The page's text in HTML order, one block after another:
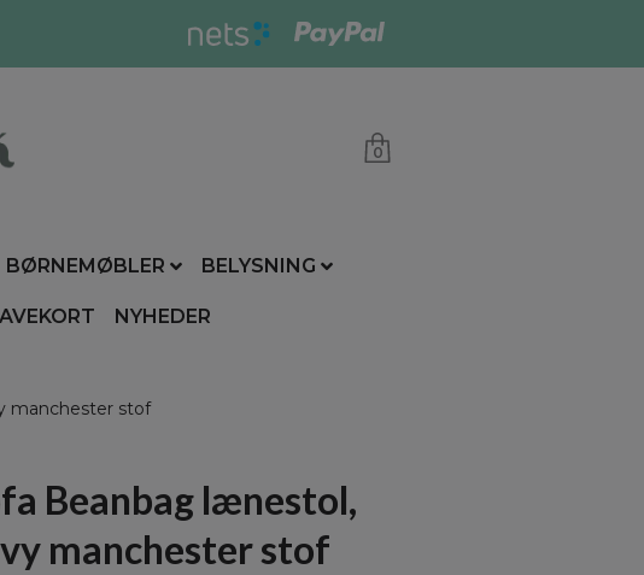
0
BØRNEMØBLER BELYSNING
NYHEDER
manchester stof
Beanbag lænestol,
manchester stof